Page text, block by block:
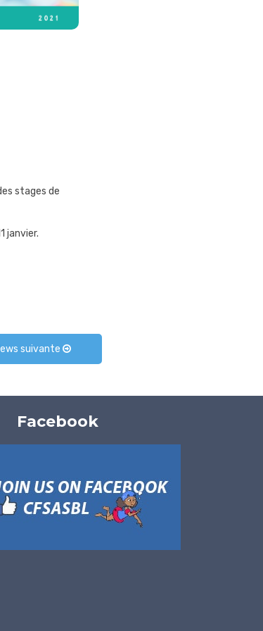
stages de
janvier.
suivante
Facebook